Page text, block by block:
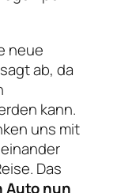
neue
sagt ab, da
kann.
uns mit
Das
Auto nun